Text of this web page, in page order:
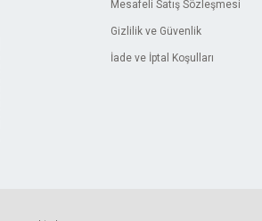
Mesafeli Satış Sözleşmesi
Gizlilik ve Güvenlik
İade ve İptal Koşulları